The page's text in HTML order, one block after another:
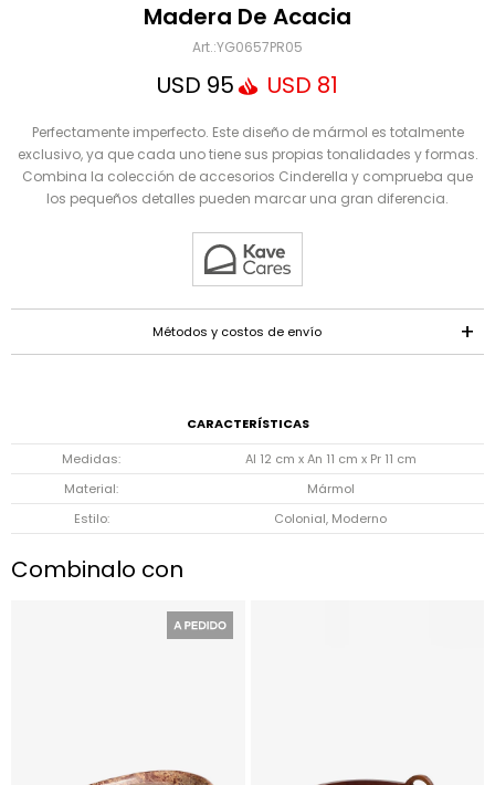
Madera De Acacia
YG0657PR05
USD 95 USD 81
Perfectamente imperfecto. Este diseño de mármol es totalmente
exclusivo, ya que cada uno tiene sus propias tonalidades y formas.
Combina la colección de accesorios Cinderella y comprueba que
los pequeños detalles pueden marcar una gran diferencia.
Métodos y costos de envío
CARACTERÍSTICAS
Medidas
Al 12 cm x An 11 cm x Pr 11 cm
Material
Mármol
Estilo
Colonial, Moderno
Combinalo con